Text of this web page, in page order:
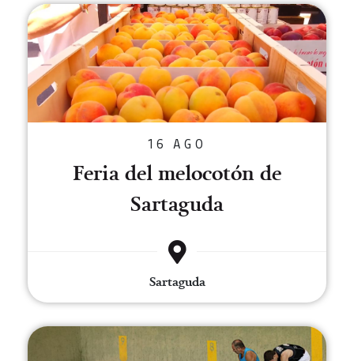
Feria del melocotón de
16 AGO
Feria del melocotón de
Sartaguda
Sartaguda
Fiesta de deporte rural en Urdax